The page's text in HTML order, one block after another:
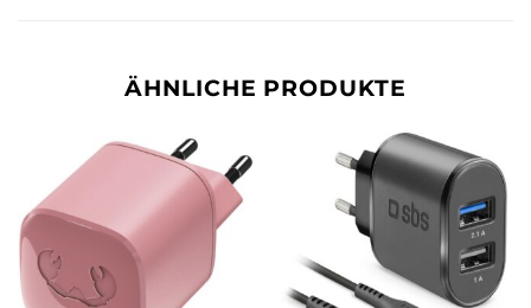
ÄHNLICHE PRODUKTE